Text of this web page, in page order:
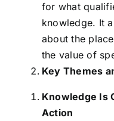
for what
knowledge. It
about the
the value of
Key Themes
Knowledge Is
Action